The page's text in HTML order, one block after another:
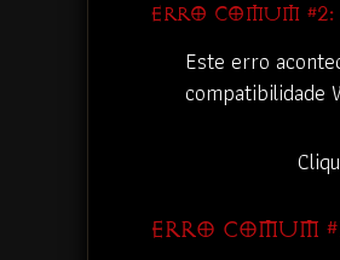
ERRO COMUM #2:
Este erro
compatibilidade
ERRO COMUM